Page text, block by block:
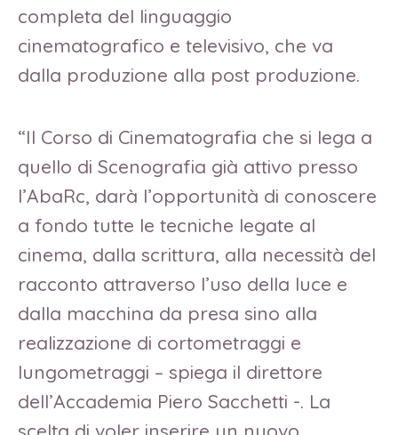
completa del linguaggio
cinematografico e televisivo, che va
dalla produzione alla post produzione.
“Il Corso di Cinematografia che si lega a
quello di Scenografia già attivo presso
l’AbaRc, darà l’opportunità di conoscere
a fondo tutte le tecniche legate al
cinema, dalla scrittura, alla necessità del
racconto attraverso l’uso della luce e
dalla macchina da presa sino alla
realizzazione di cortometraggi e
lungometraggi – spiega il direttore
dell’Accademia Piero Sacchetti -. La
scelta di voler inserire un nuovo